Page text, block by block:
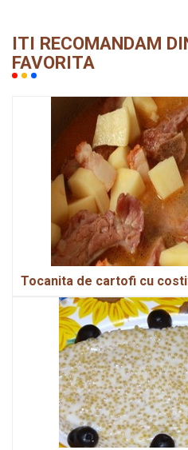
ITI RECOMANDAM
FAVORITA
Tocanita de cartofi cu